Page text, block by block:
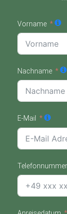
Vorname
Nachname
E-Mail
Telefonnummer